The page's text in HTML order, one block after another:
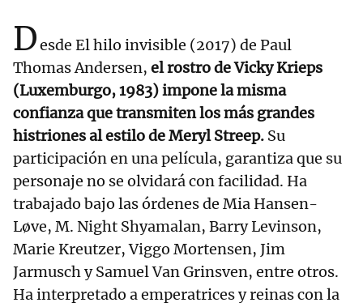
Desde El hilo invisible (2017) de Paul
Thomas Andersen, el rostro de Vicky Krieps
(Luxemburgo, 1983) impone la misma
confianza que transmiten los más grandes
histriones al estilo de Meryl Streep. Su
participación en una película, garantiza que su
personaje no se olvidará con facilidad. Ha
trabajado bajo las órdenes de Mia Hansen-
Løve, M. Night Shyamalan, Barry Levinson,
Marie Kreutzer, Viggo Mortensen, Jim
Jarmusch y Samuel Van Grinsven, entre otros.
Ha interpretado a emperatrices y reinas con la